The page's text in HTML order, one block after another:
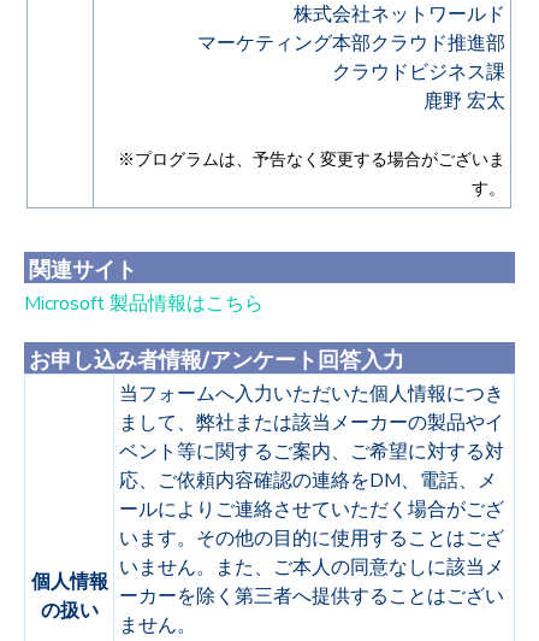
株式会社ネットワールド
マーケティング本部クラウド推進部
クラウドビジネス課
鹿野 宏太
※プログラムは、予告なく変更する場合がございま
す。
関連サイト
Microsoft 製品情報はこちら
お申し込み者情報/アンケート回答入力
個人情報
の扱い
当フォームへ入力いただいた個人情報につき
まして、弊社または該当メーカーの製品やイ
ベント等に関するご案内、ご希望に対する対
応、ご依頼内容確認の連絡をDM、電話、メ
ールによりご連絡させていただく場合がござ
います。その他の目的に使用することはござ
いません。また、ご本人の同意なしに該当メ
ーカーを除く第三者へ提供することはござい
ません。